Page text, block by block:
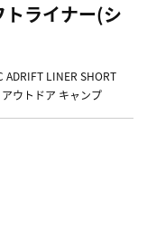
トライナー(シ
ADRIFT LINER SHORT
ウトドア キャンプ